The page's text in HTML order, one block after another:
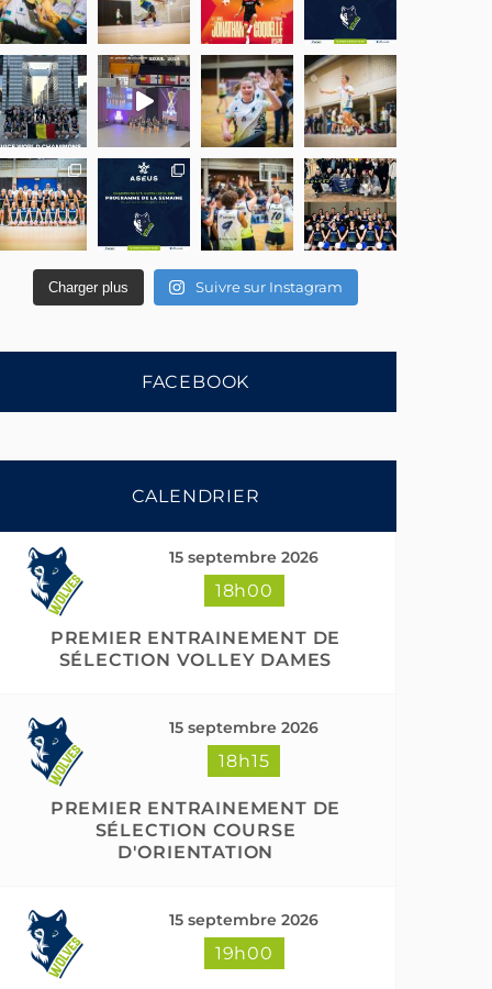
Charger plus Suivre sur Instagram
FACEBOOK
CALENDRIER
15 septembre 2026
18h00
PREMIER ENTRAINEMENT DE
SÉLECTION VOLLEY DAMES
15 septembre 2026
18h15
PREMIER ENTRAINEMENT DE
SÉLECTION COURSE
D'ORIENTATION
15 septembre 2026
19h00